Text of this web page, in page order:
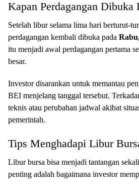
Kapan Perdagangan Dibuka
Setelah libur selama lima hari berturut-
perdagangan kembali dibuka pada
itu menjadi awal perdagangan pertama
besar.
Investor disarankan untuk memantau
BEI menjelang tanggal tersebut.
teknis atau perubahan jadwal akibat
pemerintah.
Tips Menghadapi Libur
Libur bursa bisa menjadi tantangan
penting adalah bagaimana investor